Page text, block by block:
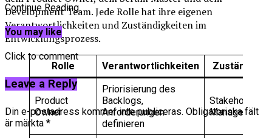
Development Team. Jede Rolle hat ihre eigenen
Verantwortlichkeiten und Zuständigkeiten im
Entwicklungsprozess.
Rolle Verantwortlichkeiten
Product
Owner
Priorisierung des
Backlogs,
Anforderungen
definieren
Stakeholder
Management
Continue Reading
You may like
Click to comment
Leave a Reply
Din e-postadress kommer inte publiceras. Obligatoriska fält
är märkta *